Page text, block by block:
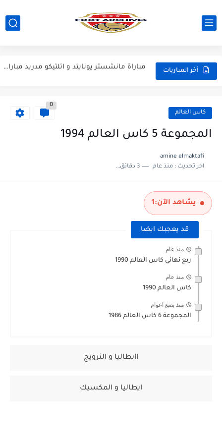
أخر المباريات
مباراة فرينكفاروز و ريال مدريد مباراة ودية 2026
مباراة ارسنال و جيرونا مباراة ودية 2026
مباراة برشلونة و بيرمنغهام مباراة ودية 2026
كاس العالم
0
المجموعة 5 كاس العالم 1994
amine elmaktafi
اخر تحديث :منذ عام 3 دقائق للقراءة
يشاهد الآن:1
قد يعجبك ايضا
منذ عام
ربع نهائي كاس العالم 1990
منذ عام
كاس العالم 1990
منذ بضع اعوام
المجموعة 6 كاس العالم 1986
اايطاليا و النرويج
ايطاليا و المكسيك